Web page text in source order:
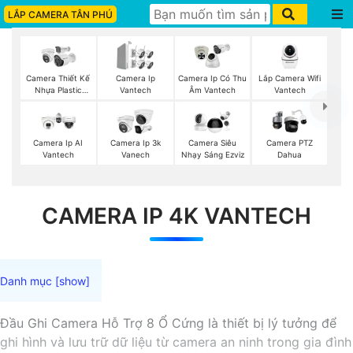
LẮP CAMERA TÂN PHÚ
Camera Thiết Kế
Nhựa Plastic
Camera Ip
Vantech
Camera Ip Có Thu
Âm Vantech
Lắp Camera Wifi
Vantech
Camera Ip AI
Vantech
Camera Ip 3k
Vanech
Camera Siêu
Nhạy Sáng Ezviz
Camera PTZ
Dahua
CAMERA IP 4K VANTECH
Đầu Ghi Camera Hỗ Trợ 8 Ổ Cứng là thiết bị lý tưởng để
ghi hình và lưu trữ dữ liệu từ camera an ninh trong gia đình